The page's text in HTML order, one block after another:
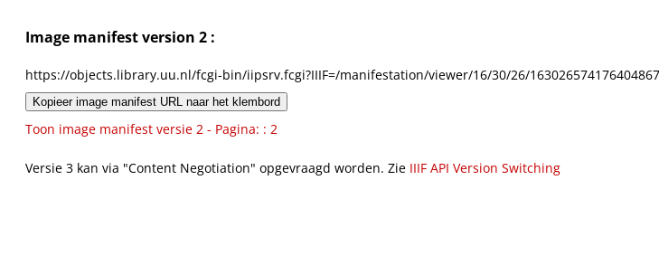
Image manifest version 2 :
https://objects.library.uu.nl/fcgi-bin/iipsrv.fcgi?IIIF=/manifestation/viewer/16/30/26/
Kopieer image manifest URL naar het klembord
Toon image manifest versie 2 - Pagina: : 2
Versie 3 kan via "Content Negotiation" opgevraagd worden. Zie IIIF API Version Switching